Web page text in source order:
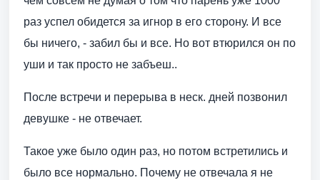
раз успел обидется за игнор в его сторону. И все
бы ничего, - забил бы и все. Но вот втюрился он по
уши и так просто не забъеш..
После встречи и перерыва в неск. дней позвонил
девушке - не отвечает.
Такое уже было один раз, но потом встретились и
было все нормально. Почему не отвечала я не